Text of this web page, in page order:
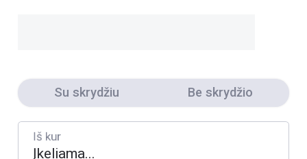
Su skrydžiu Be skrydžio
Iš kur